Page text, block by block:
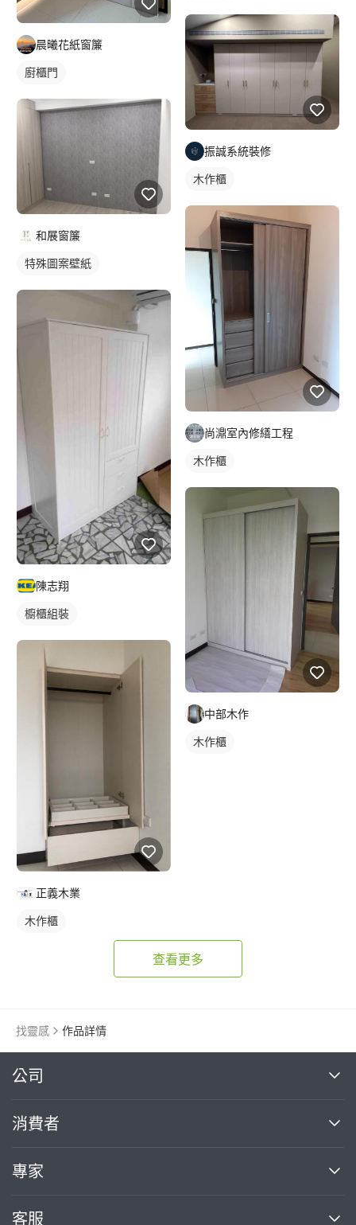
晨曦花紙窗簾
廚櫃門
和展窗簾
特殊圖案壁紙
陳志翔
櫥櫃組裝
正義木業
木作櫃
振誠系統裝修
木作櫃
尚濎室內修繕工程
木作櫃
中部木作
木作櫃
查看更多
找靈感 作品詳情
公司
關於我們
部落格
加入我們
消費者
買服務
專家
案件中心
客服
繼續完成